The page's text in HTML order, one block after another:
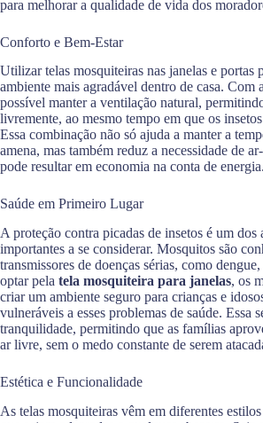
para melhorar a qualidade de vida dos
Conforto e Bem-Estar
Utilizar telas mosquiteiras nas janelas e portas
ambiente mais agradável dentro de casa. Com
possível manter a ventilação natural,
livremente, ao mesmo tempo em que os
Essa combinação não só ajuda a manter a
amena, mas também reduz a necessidade de
pode resultar em economia na conta de energia.
Saúde em Primeiro Lugar
A proteção contra picadas de insetos é um dos
importantes a se considerar. Mosquitos são
transmissores de doenças sérias, como
optar pela tela mosquiteira para janelas, os
criar um ambiente seguro para crianças e
vulneráveis a esses problemas de saúde. Essa
tranquilidade, permitindo que as famílias
ar livre, sem o medo constante de serem
Estética e Funcionalidade
As telas mosquiteiras vêm em diferentes